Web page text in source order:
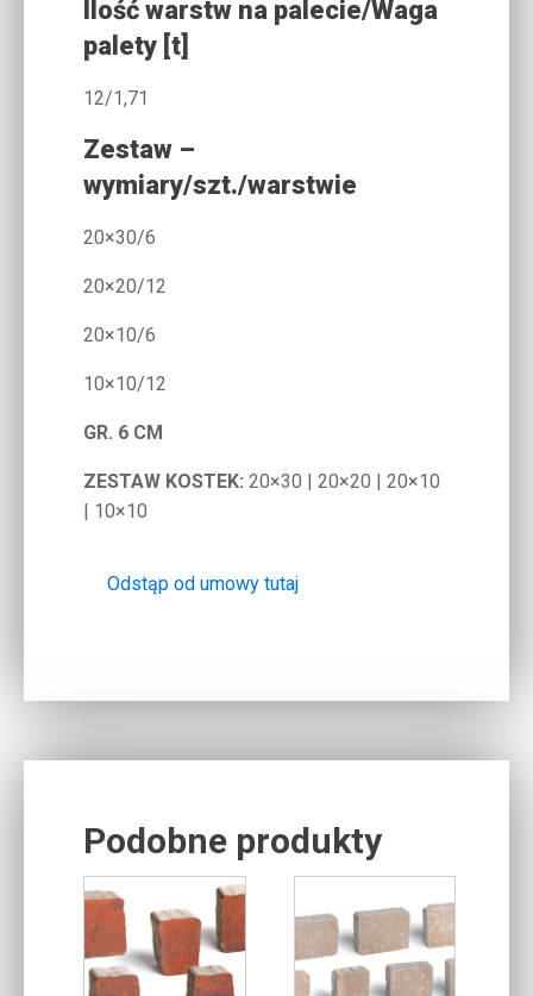
Ilość warstw na palecie/Waga
palety [t]
12/1,71
Zestaw –
wymiary/szt./warstwie
20×30/6
20×20/12
20×10/6
10×10/12
GR. 6 CM
ZESTAW KOSTEK: 20×30 | 20×20 | 20×10
| 10×10
Odstąp od umowy tutaj
Podobne produkty